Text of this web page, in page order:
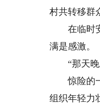
村共转移群
在临时安
满是感激。
“那天晚
惊险的一
组织年轻力